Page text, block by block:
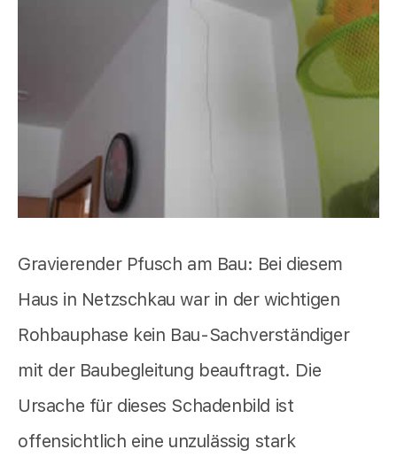
Gravierender Pfusch am Bau: Bei diesem
Haus in Netzschkau war in der wichtigen
Rohbauphase kein Bau-Sachverständiger
mit der Baubegleitung beauftragt. Die
Ursache für dieses Schadenbild ist
offensichtlich eine unzulässig stark